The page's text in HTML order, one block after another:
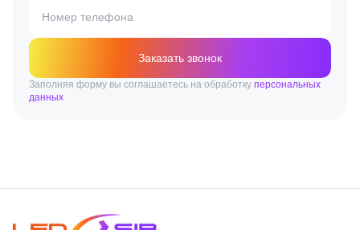
Номер телефона
Заказать звонок
Заполняя форму вы соглашаетесь на обработку персональных
данных